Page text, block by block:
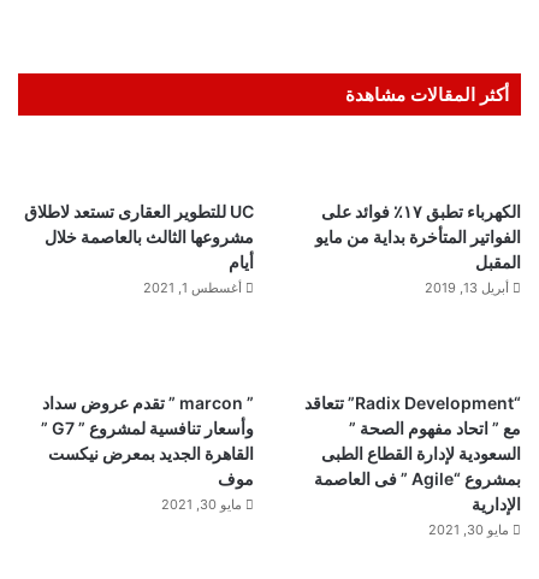
أكثر المقالات مشاهدة
الكهرباء تطبق ١٧٪ فوائد على
الفواتير المتأخرة بداية من مايو
المقبل
أبريل 13, 2019
UC للتطوير العقارى تستعد لاطلاق
مشروعها الثالث بالعاصمة خلال
أيام
أغسطس 1, 2021
“Radix Development” تتعاقد
مع ” اتحاد مفهوم الصحة ”
السعودية لإدارة القطاع الطبى
بمشروع “Agile ” فى العاصمة
الإدارية
مايو 30, 2021
” marcon ” تقدم عروض سداد
وأسعار تنافسية لمشروع ” G7 ”
القاهرة الجديد بمعرض نيكست
موف
مايو 30, 2021